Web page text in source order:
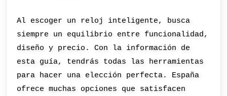
Al escoger un reloj inteligente, busca
siempre un equilibrio entre funcionalidad,
diseño y precio. Con la información de
esta guía, tendrás todas las herramientas
para hacer una elección perfecta. España
ofrece muchas opciones que satisfacen